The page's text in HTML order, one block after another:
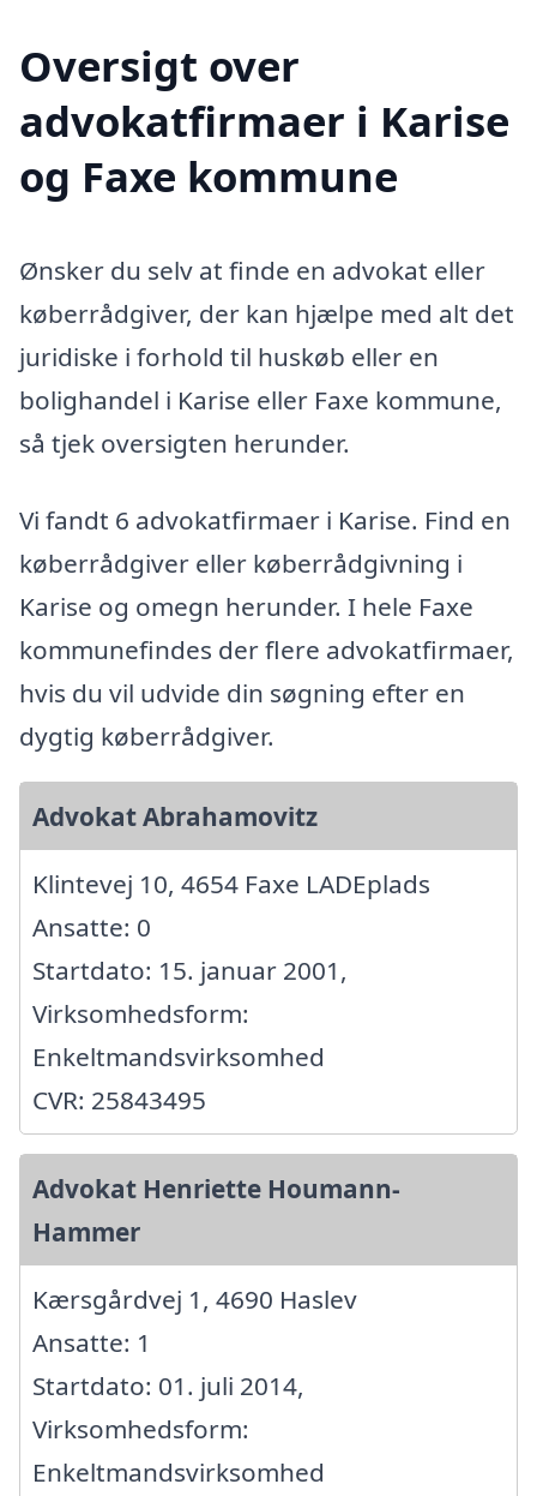
Oversigt over
advokatfirmaer i Karise
og Faxe kommune
Ønsker du selv at finde en advokat eller
køberrådgiver, der kan hjælpe med alt det
juridiske i forhold til huskøb eller en
bolighandel i Karise eller Faxe kommune,
så tjek oversigten herunder.
Vi fandt 6 advokatfirmaer i Karise. Find en
køberrådgiver eller køberrådgivning i
Karise og omegn herunder. I hele Faxe
kommunefindes der flere advokatfirmaer,
hvis du vil udvide din søgning efter en
dygtig køberrådgiver.
Advokat Abrahamovitz
Klintevej 10, 4654 Faxe LADEplads
Ansatte: 0
Startdato: 15. januar 2001,
Virksomhedsform:
Enkeltmandsvirksomhed
CVR: 25843495
Advokat Henriette Houmann-
Hammer
Kærsgårdvej 1, 4690 Haslev
Ansatte: 1
Startdato: 01. juli 2014,
Virksomhedsform:
Enkeltmandsvirksomhed